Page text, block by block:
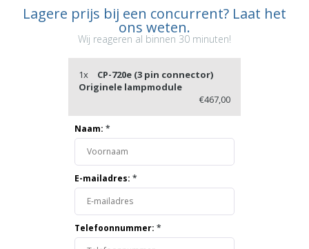
Lagere prijs bij een concurrent? Laat het
ons weten.
Wij reageren al binnen 30 minuten!
1x
CP-720e (3 pin connector)
Originele lampmodule
€467,00
Naam: *
E-mailadres: *
Telefoonnummer: *